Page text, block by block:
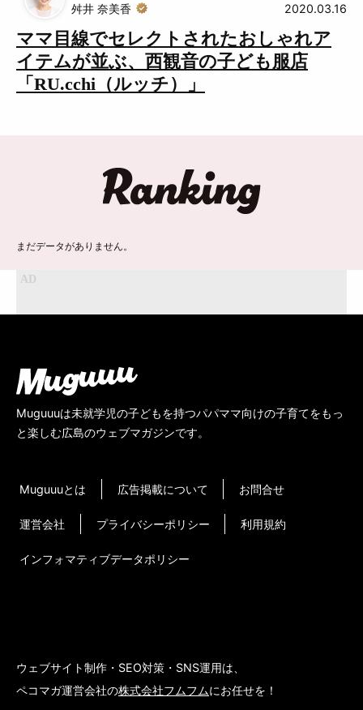
ママ目線でセレクトされたおしゃれア
イテムが並ぶ、西観音の子ども服店
「RU.cchi（ルッチ）」
舛井 奈美香 2020.03.16
まだデータがありません。
Muguuuは未就学児の子どもを持つパパママ向けの子育てをもっ
と楽しむ広島のウェブマガジンです。
Muguuuとは 広告掲載について お問合せ
運営会社 プライバシーポリシー 利用規約
インフォマティブデータポリシー
ウェブサイト制作・SEO対策・SNS運用は、
ペコマガ運営会社の株式会社フムフムにお任せを！